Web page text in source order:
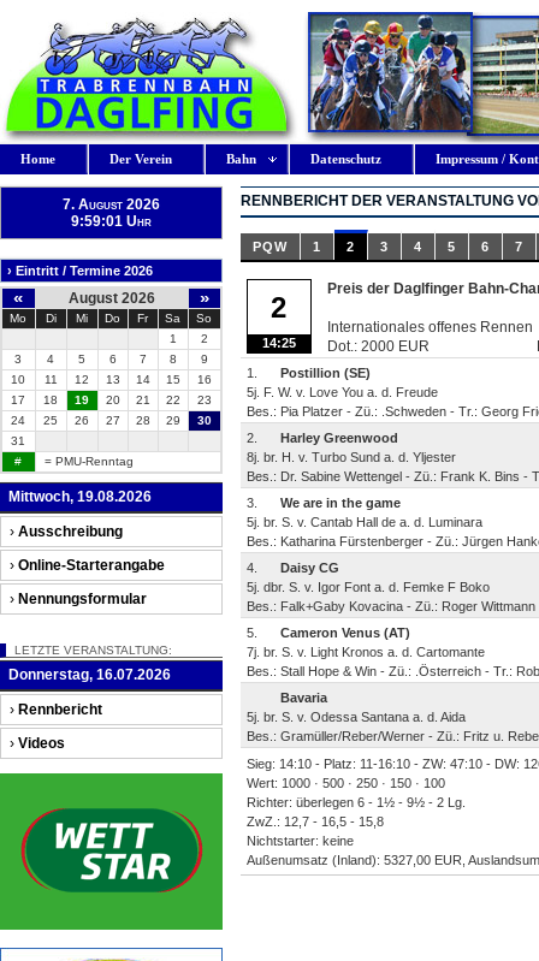
Home Der Verein Bahn Datenschutz Impressum /
7. August 2026
9:59:02 Uhr
› Eintritt / Termine 2026
« August 2026 »
Mo Di Mi Do Fr Sa
So
1
2
3
4 5 6 7 8
9
10
11 12 13 14 15
16
17
18 19 20 21 22
23
24
25 26 27 28 29
30
31
#
= PMU-Renntag
Mittwoch, 19.08.2026
› Ausschreibung
› Online-Starterangabe
› Nennungsformular
LETZTE VERANSTALTUNG:
Donnerstag, 16.07.2026
› Rennbericht
› Videos
RENNBERICHT DER VERANSTALTUNG
PQW 1 2 3 4 5 6 7
2
14:25
Preis der Daglfinger Bahn-
Internationales offenes Rennen
Dot.: 2000 EUR
1.
Postillion (SE)
5j. F. W. v. Love You a. d. Freude
Bes.: Pia Platzer - Zü.: .Schweden - Tr.: Georg
2.
Harley Greenwood
8j. br. H. v. Turbo Sund a. d. Yljester
Bes.: Dr. Sabine Wettengel - Zü.: Frank K. Bins -
3.
We are in the game
5j. br. S. v. Cantab Hall de a. d. Luminara
Bes.: Katharina Fürstenberger - Zü.: Jürgen
4.
Daisy CG
5j. dbr. S. v. Igor Font a. d. Femke F Boko
Bes.: Falk+Gaby Kovacina - Zü.: Roger
5.
Cameron Venus (AT)
7j. br. S. v. Light Kronos a. d. Cartomante
Bes.: Stall Hope & Win - Zü.: .Österreich - Tr.:
Bavaria
5j. br. S. v. Odessa Santana a. d. Aida
Bes.: Gramüller/Reber/Werner - Zü.: Fritz u.
Sieg: 14:10 - Platz: 11-16:10 - ZW: 47:10 - DW:
Wert: 1000 · 500 · 250 · 150 · 100
Richter: überlegen 6 - 1½ - 9½ - 2 Lg.
ZwZ.: 12,7 - 16,5 - 15,8
Nichtstarter: keine
Außenumsatz (Inland): 5327,00 EUR,